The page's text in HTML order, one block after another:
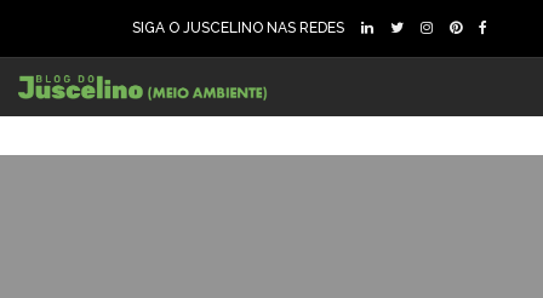
SIGA O JUSCELINO NAS REDES